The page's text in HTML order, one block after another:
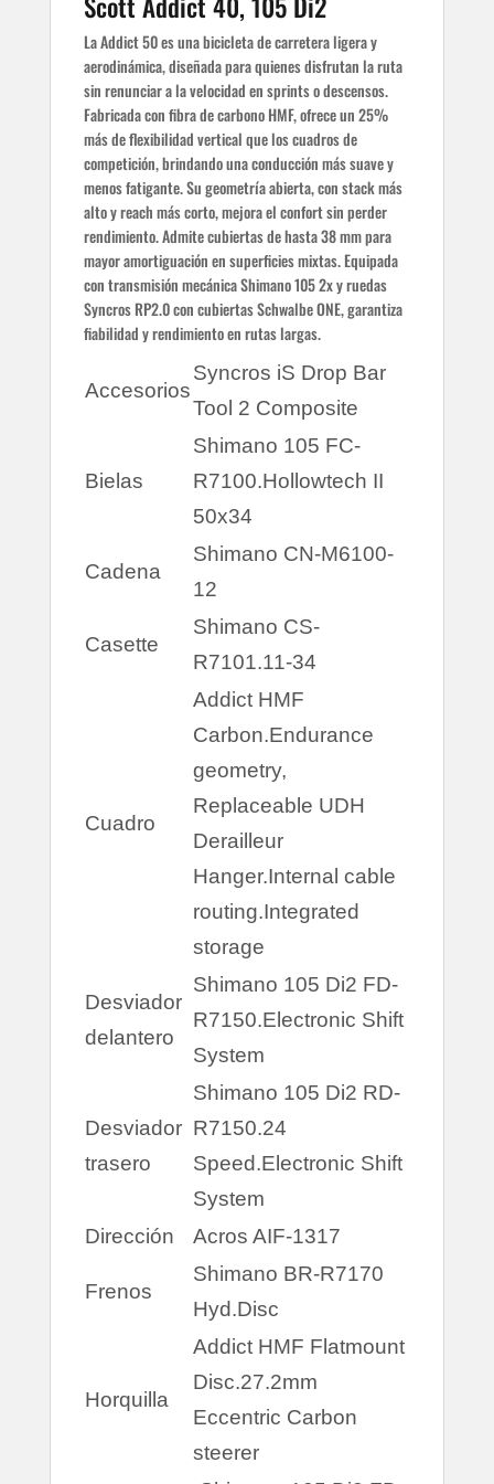
steerer
Manetas de
cambio
Shimano 105 Di2 FD-R7150.Dual
control 24 Speed Electronic Shift
System
Manillar
Syncros HB-R100-AL
Neumático
trasero
Schwalbe ONE Fold, 700x34C
Pedalier
Shimano BB-RS500-PB
Peso
aproximado
8.9
Syncros ST-R300-AL
Ruedas Bici
Syncros RP2.0 Disc.28 Front, 28
Sillín
Syncros Tofino V 2.0 Cut Out
Syncros SP-R101-CF
La Addict 50 es una bicicleta de carretera ligera y
aerodinámica, diseñada para quienes disfrutan la ruta
sin renunciar a la velocidad en sprints o descensos.
Fabricada con fibra de carbono HMF, ofrece un 25%
más de flexibilidad vertical que los cuadros de
competición, brindando una conducción más suave y
menos fatigante. Su geometría abierta, con stack más
alto y reach más corto, mejora el confort sin perder
rendimiento. Admite cubiertas de hasta 38 mm para
mayor amortiguación en superficies mixtas. Equipada
con transmisión mecánica Shimano 105 2x y ruedas
Syncros RP2.0 con cubiertas Schwalbe ONE, garantiza
fiabilidad y rendimiento en rutas largas.
Accesorios
Syncros iS Drop Bar
Tool 2 Composite
Bielas
Shimano 105 FC-
R7100.Hollowtech II
50x34
Cadena
Shimano CN-M6100-
12
Casette
Shimano CS-
R7101.11-34
Cuadro
Addict HMF
Carbon.Endurance
geometry,
Replaceable UDH
Derailleur
Hanger.Internal cable
routing.Integrated
storage
Desviador
delantero
Shimano 105 Di2 FD-
R7150.Electronic Shift
System
Desviador
trasero
Shimano 105 Di2 RD-
R7150.24
Speed.Electronic Shift
System
Dirección
Acros AIF-1317
Frenos
Shimano BR-R7170
Hyd.Disc
Horquilla
Addict HMF Flatmount
Disc.27.2mm
Eccentric Carbon
steerer